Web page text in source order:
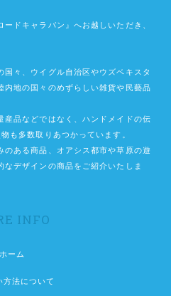
ドキャラバン』へお越しいただき、
々、ウイグル自治区やウズベキスタ
内地の国々のめずらしい雑貨や民藝品
産品などではなく、ハンドメイドの伝
も多数取りあつかっています。
ある商品、オアシス都市や草原の遊
デザインの商品をご紹介いたしま
INFO
ホーム
方法について